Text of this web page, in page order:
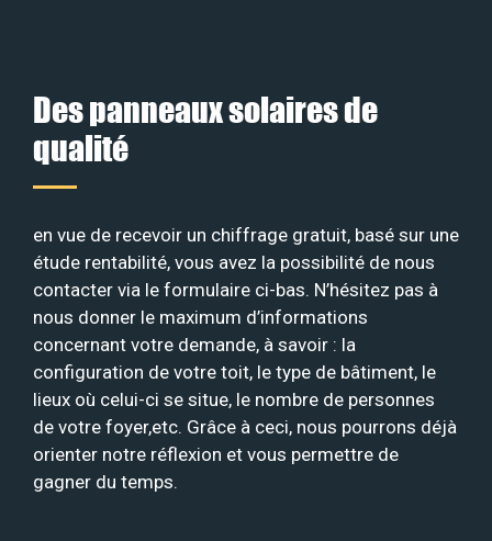
Des panneaux solaires de
qualité
en vue de recevoir un chiffrage gratuit, basé sur une
étude rentabilité, vous avez la possibilité de nous
contacter via le formulaire ci-bas. N’hésitez pas à
nous donner le maximum d’informations
concernant votre demande, à savoir : la
configuration de votre toit, le type de bâtiment, le
lieux où celui-ci se situe, le nombre de personnes
de votre foyer,etc. Grâce à ceci, nous pourrons déjà
orienter notre réflexion et vous permettre de
gagner du temps.